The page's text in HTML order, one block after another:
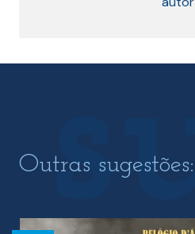
Outras sugestões: